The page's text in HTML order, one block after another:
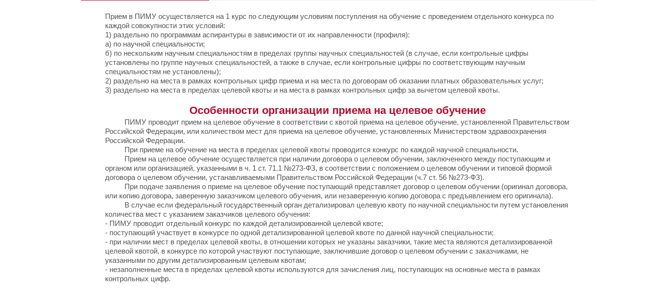
Прием в ПИМУ осуществляется на 1 курс по следующим условиям поступления на обучение с проведением отдельного конкурса по
каждой совокупности этих условий:
1) раздельно по программам аспирантуры в зависимости от их направленности (профиля):
а) по научной специальности;
б) по нескольким научным специальностям в пределах группы научных специальностей (в случае, если контрольные цифры
установлены по группе научных специальностей, а также в случае, если контрольные цифры по соответствующим научным
специальностям не установлены);
2) раздельно на места в рамках контрольных цифр приема и на места по договорам об оказании платных образовательных услуг;
3) раздельно на места в пределах целевой квоты и на места в рамках контрольных цифр за вычетом целевой квоты.
Особенности организации приема на целевое обучение
ПИМУ проводит прием на целевое обучение в соответствии с квотой приема на целевое обучение, установленной Правительством
Российской Федерации, или количеством мест для приема на целевое обучение, установленных Министерством здравоохранения
Российской Федерации.
При приеме на обучение на места в пределах целевой квоты проводится конкурс по каждой научной специальности.
Прием на целевое обучение осуществляется при наличии договора о целевом обучении, заключенного между поступающим и
органом или организацией, указанными в ч. 1 ст. 71.1 №273-ФЗ, в соответствии с положением о целевом обучении и типовой формой
договора о целевом обучении, устанавливаемыми Правительством Российской Федерации (ч.7 ст. 56 №273-ФЗ).
При подаче заявления о приеме на целевое обучение поступающий представляет договор о целевом обучении (оригинал договора,
или копию договора, заверенную заказчиком целевого обучения, или незаверенную копию договора с предъявлением его оригинала).
В случае если федеральный государственный орган детализировал целевую квоту по научной специальности путем установления
количества мест с указанием заказчиков целевого обучения:
- ПИМУ проводит отдельный конкурс по каждой детализированной целевой квоте;
- поступающий участвует в конкурсе по одной детализированной целевой квоте по данной научной специальности;
- при наличии мест в пределах целевой квоты, в отношении которых не указаны заказчики, такие места являются детализированной
целевой квотой, в конкурсе по которой участвуют поступающие, заключившие договор о целевом обучении с заказчиками, не
указанными по другим детализированным целевым квотам;
- незаполненные места в пределах целевой квоты используются для зачисления лиц, поступающих на основные места в рамках
контрольных цифр.